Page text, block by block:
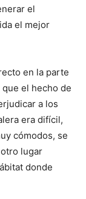
el
el mejor
en la parte
el hecho de
a los
era difícil,
cómodos, se
lugar
donde